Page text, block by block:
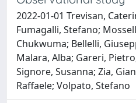
2022-01-01 Trevisan,
Fumagalli, Stefano;
Chukwuma; Bellelli,
Malara, Alba; Gareri,
Signore, Susanna; Zia,
Raffaele; Volpato, Stefano